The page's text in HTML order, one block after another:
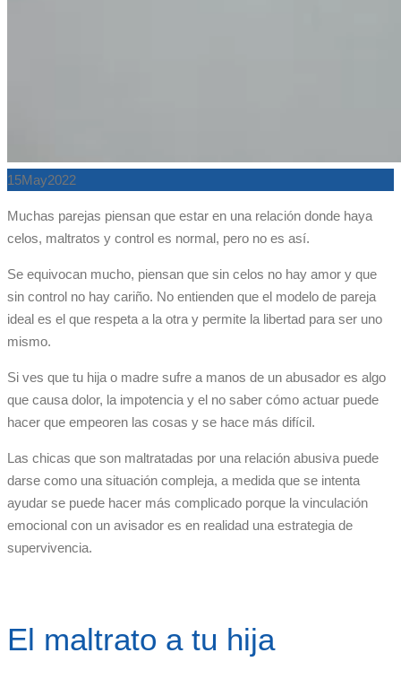
15May2022
Muchas parejas piensan que estar en una relación donde haya
celos, maltratos y control es normal, pero no es así.
Se equivocan mucho, piensan que sin celos no hay amor y que
sin control no hay cariño. No entienden que el modelo de pareja
ideal es el que respeta a la otra y permite la libertad para ser uno
mismo.
Si ves que tu hija o madre sufre a manos de un abusador es algo
que causa dolor, la impotencia y el no saber cómo actuar puede
hacer que empeoren las cosas y se hace más difícil.
Las chicas que son maltratadas por una relación abusiva puede
darse como una situación compleja, a medida que se intenta
ayudar se puede hacer más complicado porque la vinculación
emocional con un avisador es en realidad una estrategia de
supervivencia.
El maltrato a tu hija